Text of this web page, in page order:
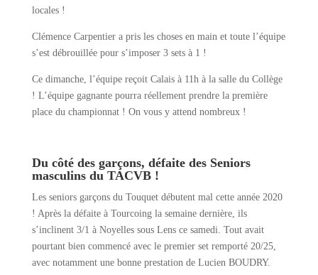
locales !
Clémence Carpentier a pris les choses en main et toute l’équipe
s’est débrouillée pour s’imposer 3 sets à 1 !
Ce dimanche, l’équipe reçoit Calais à 11h à la salle du Collège
! L’équipe gagnante pourra réellement prendre la première
place du championnat ! On vous y attend nombreux !
Du côté des garçons, défaite des Seniors
masculins du TACVB !
Les seniors garçons du Touquet débutent mal cette année 2020
! Après la défaite à Tourcoing la semaine dernière, ils
s’inclinent 3/1 à Noyelles sous Lens ce samedi. Tout avait
pourtant bien commencé avec le premier set remporté 20/25,
avec notamment une bonne prestation de Lucien BOUDRY.